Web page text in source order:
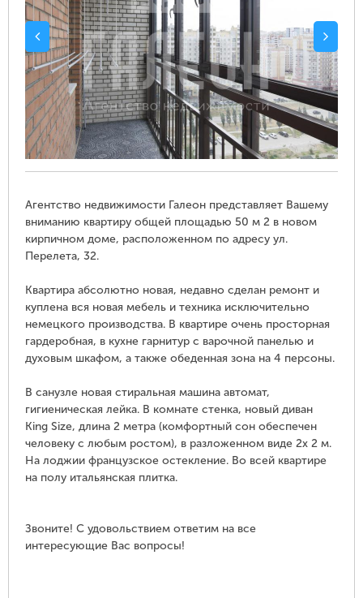
Агентство недвижимости Галеон представляет Вашему
вниманию квартиру общей площадью 50 м 2 в новом
кирпичном доме, расположенном по адресу ул.
Перелета, 32.
Квартира абсолютно новая, недавно сделан ремонт и
куплена вся новая мебель и техника исключительно
немецкого производства. В квартире очень просторная
гардеробная, в кухне гарнитур с варочной панелью и
духовым шкафом, а также обеденная зона на 4 персоны.
В санузле новая стиральная машина автомат,
гигиеническая лейка. В комнате стенка, новый диван
King Size, длина 2 метра (комфортный сон обеспечен
человеку с любым ростом), в разложенном виде 2х 2 м.
На лоджии французское остекление. Во всей квартире
на полу итальянская плитка.
Звоните! С удовольствием ответим на все
интересующие Вас вопросы!